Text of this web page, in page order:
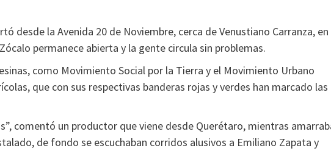
desde la Avenida 20 de Noviembre, cerca de Venustiano Carranza, en
permanece abierta y la gente circula sin problemas.
como Movimiento Social por la Tierra y el Movimiento Urbano
que con sus respectivas banderas rojas y verdes han marcado las
comentó un productor que viene desde Querétaro, mientras
de fondo se escuchaban corridos alusivos a Emiliano Zapata y